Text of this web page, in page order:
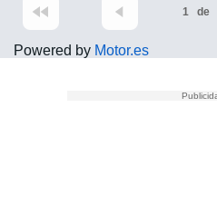
1 de
Powered by Motor.es